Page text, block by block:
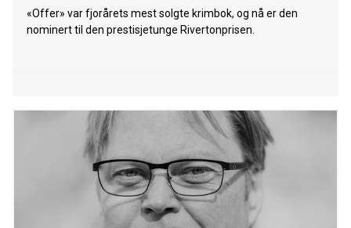
«Offer» var fjorårets mest solgte krimbok, og nå er den
nominert til den prestisjetunge Rivertonprisen.